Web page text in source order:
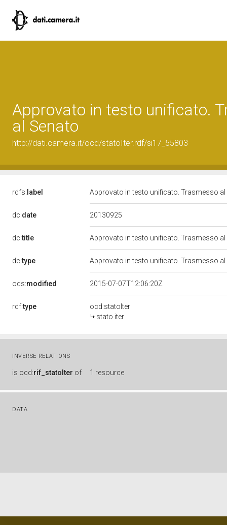
Approvato in testo unificato.
al Senato
http://dati.camera.it/ocd/statoIter.rdf/si17_55803
rdfs: label Approvato in testo unificato. Trasmesso
dc:date 20130925
dc:title Approvato in testo unificato. Trasmesso
dc:type Approvato in testo unificato. Trasmesso
ods:modified 2015-07-07T12:06:20Z
rdf:type
ocd:statoIter
stato iter
INVERSE RELATIONS
is ocd:rif_statoIter of 1 resource
DATA